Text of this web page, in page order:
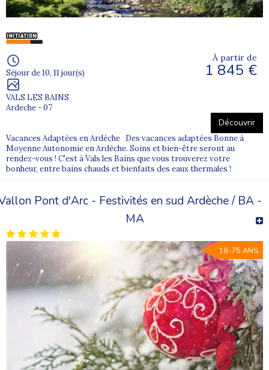
Séjour de 10, 11 jour(s)
VALS LES BAINS
Ardeche - 07
À partir de
1 845 €
Découvrir
Vacances Adaptées en Ardèche Des vacances adaptées Bonne à
Moyenne Autonomie en Ardèche. Soins et bien-être seront au
rendez-vous ! C'est à Vals les Bains que vous trouverez votre
bonheur, entre bains chauds et bienfaits des eaux thermales !
Pont d'Arc - Festivités en sud Ardèche / BA -
MA
18-75 ANS